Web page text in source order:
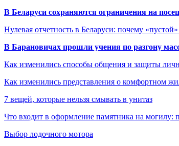
В Беларуси сохраняются ограничения на
Нулевая отчетность в Беларуси: почему
В Барановичах прошли учения по разгону
Как изменились способы общения и защиты
Как изменились представления о комфортном
7 вещей, которые нельзя смывать в унитаз
Что входит в оформление памятника на могилу:
Выбор лодочного мотора